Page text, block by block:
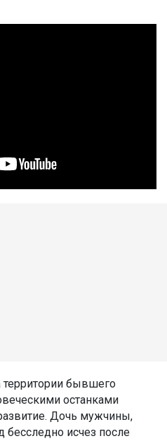
бывшего
останками
Дочь мужчины,
бесследно исчез после